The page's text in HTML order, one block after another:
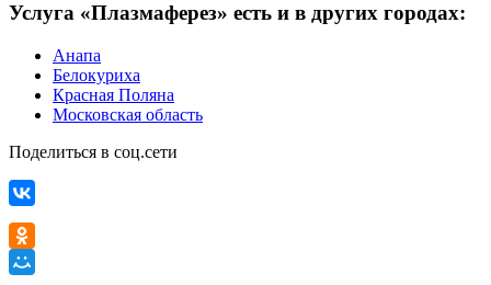
Услуга «Плазмаферез» есть и в других городах:
Анапа
Белокуриха
Красная Поляна
Московская область
Поделиться в соц.сети